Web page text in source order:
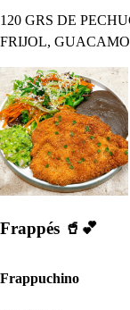
120 GRS DE
FRIJOL,
Frappés 🥤💕
Frappuchino